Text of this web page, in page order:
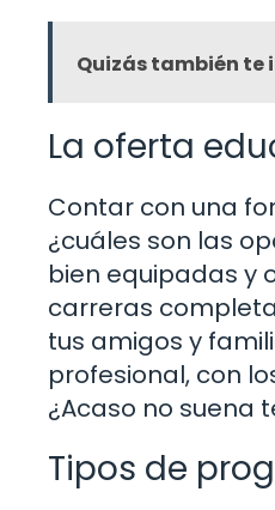
Quizás también te
La oferta
Contar con una
¿cuáles son las
bien equipadas y
carreras
tus amigos y
profesional, con
¿Acaso no suena
Tipos de